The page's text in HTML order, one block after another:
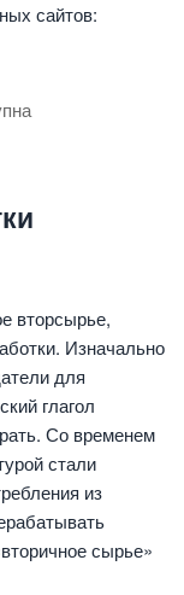
сайтов:
вторсырье,
Изначально
для
глагол
Со временем
стали
из
сырье»